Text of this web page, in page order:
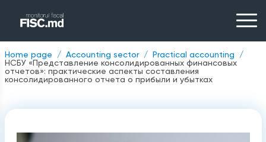
Home page Accounting sector
Practical accounting
НСБУ «Представление консолидированных финансовых
отчетов»: практические аспекты составления
консолидированного отчета о прибыли и убытках